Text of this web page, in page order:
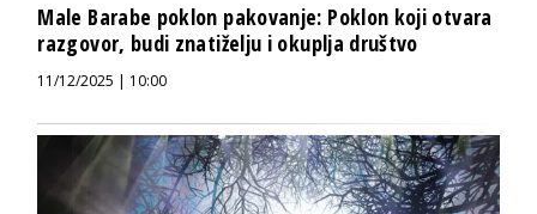
Male Barabe poklon pakovanje: Poklon koji otvara
razgovor, budi znatiželju i okuplja društvo
11/12/2025 | 10:00